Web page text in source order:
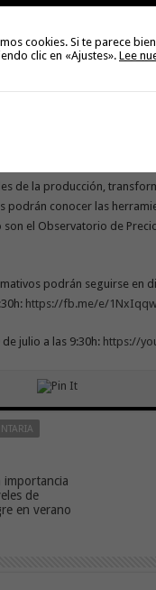
la cadena alimentaria
después de verano,
todos puntos de la
un precio en el contrato
de pago hasta el
de la producción,
podrán conocer las
son el Observatorio de
podrán seguirse en
https://fb.me/e/
julio a las 9:30h: https://
importancia
de
en verano
cookies. Si te parece
clic en «Ajustes». Lee